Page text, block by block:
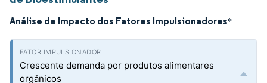
Análise de Impacto dos Fatores Impulsionadores*
Crescente demanda por produtos alimentares
orgânicos